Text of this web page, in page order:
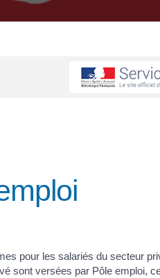
pour les salariés du secteur
sont versées par Pôle emploi,